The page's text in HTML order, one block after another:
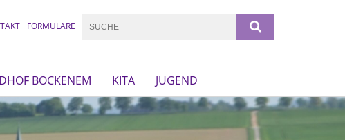
FORMULARE
BOCKENEM KITA JUGEND